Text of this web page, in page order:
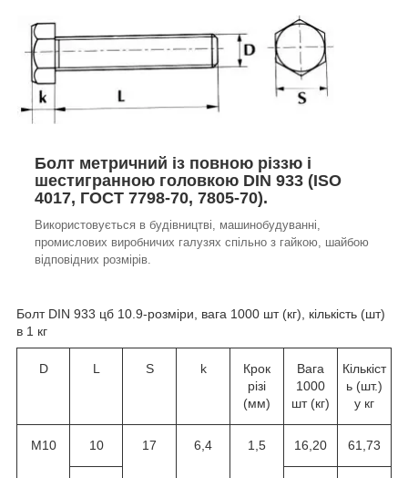
Болт метричний із повною різзю і
шестигранною головкою DIN 933 (ISO
4017, ГОСТ 7798-70, 7805-70).
Використовується в будівництві, машинобудуванні,
промислових виробничих галузях спільно з гайкою, шайбою
відповідних розмірів.
Болт DIN 933 цб 10.9-розміри, вага 1000 шт (кг), кількість (шт)
в 1 кг
D L S k
Крок
різі
(мм)
Вага
1000
шт (кг)
Кількіст
ь (шт.)
у кг
M10 10 17 6,4 1,5 16,20 61,73